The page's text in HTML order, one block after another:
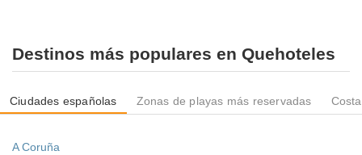
Destinos más populares en Quehoteles
Ciudades españolas Zonas de playas más reservadas
A Coruña